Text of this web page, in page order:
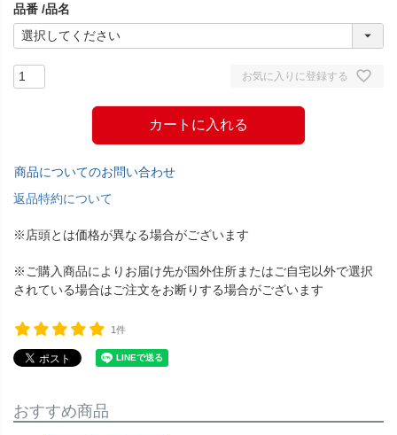
品番 品名
お気に入りに登録する
カートに入れる
商品についてのお問い合わせ
返品特約について
※店頭とは価格が異なる場合がございます
※ご購入商品によりお届け先が国外住所またはご自宅以外で選択
されている場合はご注文をお断りする場合がございます
1件
おすすめ商品